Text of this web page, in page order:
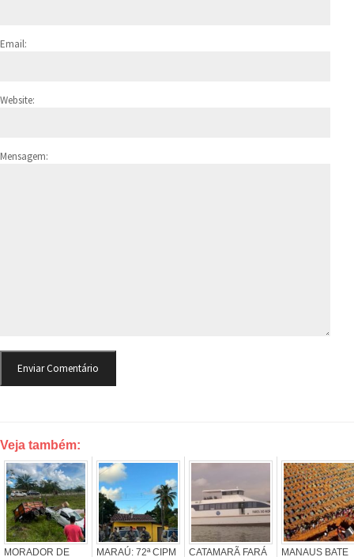
Email:
Website:
Mensagem:
Veja também:
MORADOR DE MARAÚ: 72ª CIPM CATAMARÃ FARÁ MANAUS BATE